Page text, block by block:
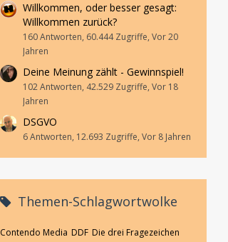
Willkommen, oder besser gesagt:
Willkommen zurück?
160 Antworten, 60.444 Zugriffe, Vor 20
Jahren
Deine Meinung zählt - Gewinnspiel!
102 Antworten, 42.529 Zugriffe, Vor 18
Jahren
DSGVO
6 Antworten, 12.693 Zugriffe, Vor 8 Jahren
Themen-Schlagwortwolke
Contendo Media DDF Die drei Fragezeichen